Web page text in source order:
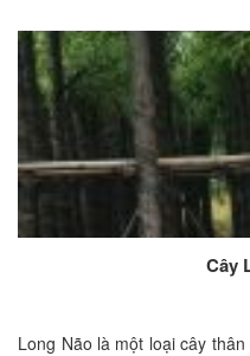
Cây
Long Não là một loại cây